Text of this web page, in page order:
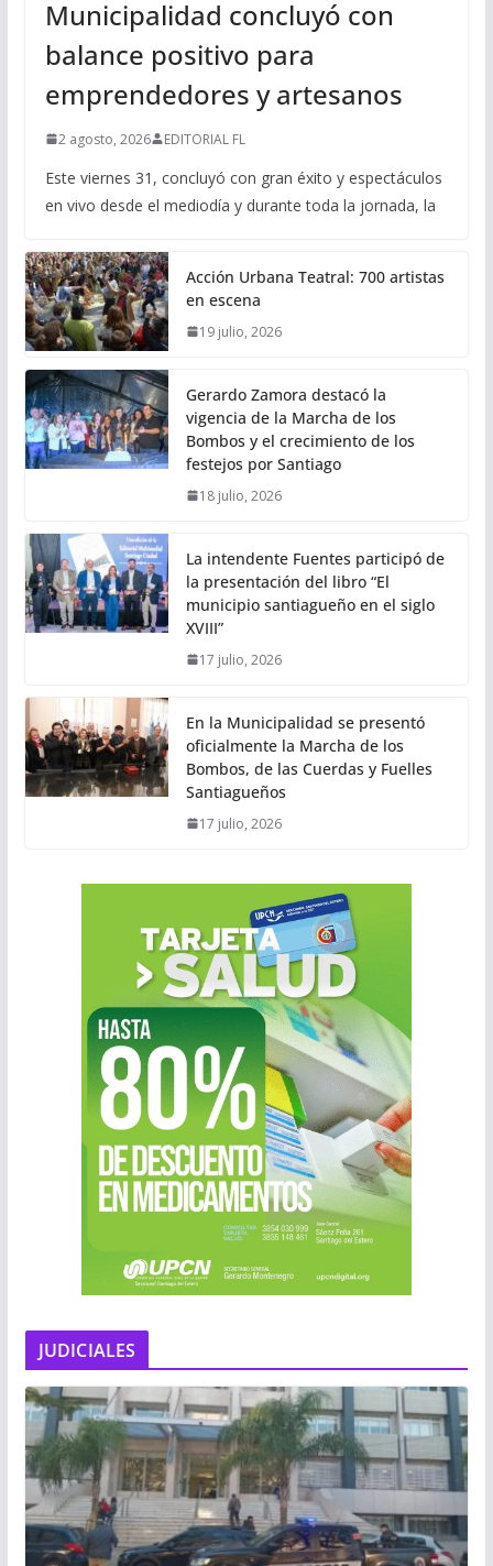
Municipalidad concluyó con
balance positivo para
emprendedores y artesanos
2 agosto, 2026 EDITORIAL FL
Este viernes 31, concluyó con gran éxito y espectáculos
en vivo desde el mediodía y durante toda la jornada, la
Acción Urbana Teatral: 700 artistas
en escena
19 julio, 2026
Gerardo Zamora destacó la
vigencia de la Marcha de los
Bombos y el crecimiento de los
festejos por Santiago
18 julio, 2026
La intendente Fuentes participó de
la presentación del libro “El
municipio santiagueño en el siglo
XVIII”
17 julio, 2026
En la Municipalidad se presentó
oficialmente la Marcha de los
Bombos, de las Cuerdas y Fuelles
Santiagueños
17 julio, 2026
JUDICIALES